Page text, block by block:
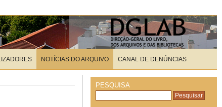
NOTÍCIAS DO ARQUIVO CANAL DE DENÚNCIAS
PESQUISA